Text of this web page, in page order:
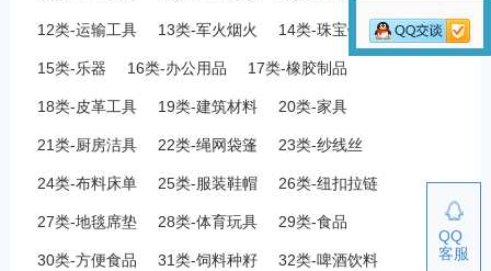
12类-运输工具 13类-军火烟火 14类-珠宝钟表
15类-乐器 16类-办公用品 17类-橡胶制品
18类-皮革工具 19类-建筑材料 20类-家具
21类-厨房洁具 22类-绳网袋篷 23类-纱线丝
24类-布料床单 25类-服装鞋帽 26类-纽扣拉链
27类-地毯席垫 28类-体育玩具 29类-食品
30类-方便食品 31类-饲料种籽 32类-啤酒饮料
QQ
客服